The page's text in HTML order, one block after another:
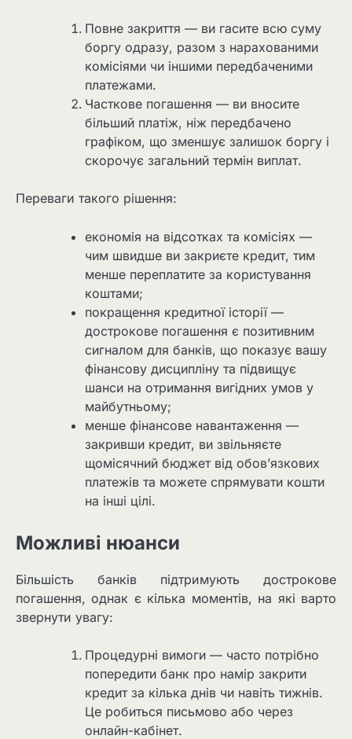
Повне закриття — ви гасите всю суму
боргу одразу, разом з нарахованими
комісіями чи іншими передбаченими
платежами.
Часткове погашення — ви вносите
більший платіж, ніж передбачено
графіком, що зменшує залишок боргу і
скорочує загальний термін виплат.
Переваги такого рішення:
економія на відсотках та комісіях —
чим швидше ви закриєте кредит, тим
менше переплатите за користування
коштами;
покращення кредитної історії —
дострокове погашення є позитивним
сигналом для банків, що показує вашу
фінансову дисципліну та підвищує
шанси на отримання вигідних умов у
майбутньому;
менше фінансове навантаження —
закривши кредит, ви звільняєте
щомісячний бюджет від обов’язкових
платежів та можете спрямувати кошти
на інші цілі.
Можливі нюанси
Більшість банків підтримують дострокове
погашення, однак є кілька моментів, на які варто
звернути увагу:
Процедурні вимоги — часто потрібно
попередити банк про намір закрити
кредит за кілька днів чи навіть тижнів.
Це робиться письмово або через
онлайн-кабінет.